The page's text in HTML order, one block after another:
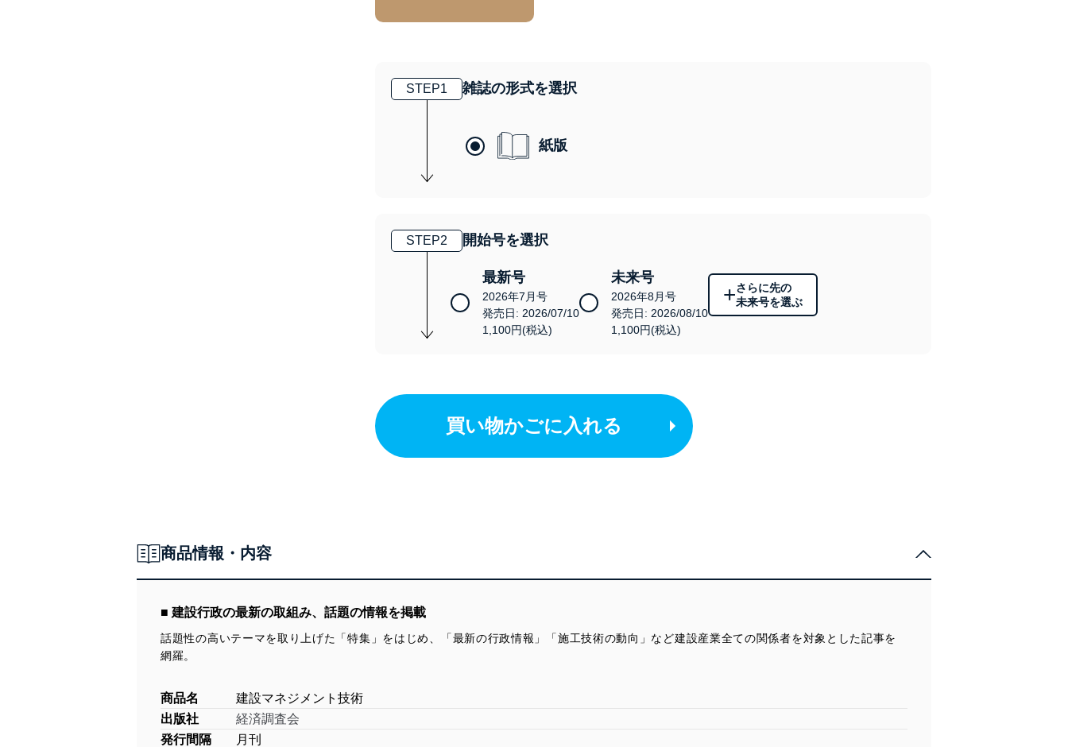
STEP1 雑誌の形式を選択
紙版
STEP2 開始号を選択
最新号
2026年7月号
発売日: 2026/07/10
1,100円(税込)
未来号
2026年8月号
発売日: 2026/08/10
1,100円(税込)
+さらに先の
未来号を選ぶ
買い物かごに入れる
商品情報・内容
■ 建設行政の最新の取組み、話題の情報を掲載
話題性の高いテーマを取り上げた「特集」をはじめ、「最新の行政情報」「施工技術の動向」など建設産業全ての関係者を対象とした記事を
網羅。
商品名
建設マネジメント技術
出版社
経済調査会
発行間隔
月刊